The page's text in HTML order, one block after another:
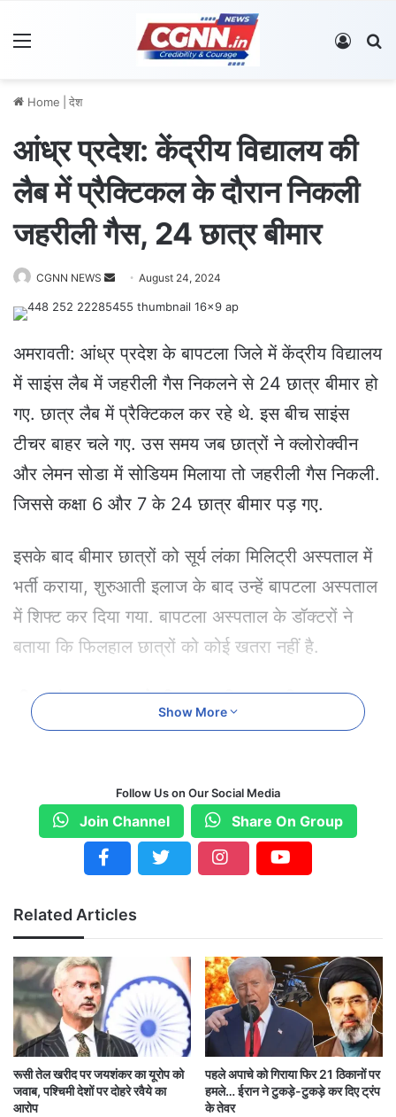
Log In
Home देश
आंध्र प्रदेश: केंद्रीय विद्यालय की
लैब में प्रैक्टिकल के दौरान निकली
जहरीली गैस, 24 छात्र बीमार
CGNN NEWS
e
n
e
a
i
August 24, 2024
अमरावती: आंध्र प्रदेश के बापटला जिले में केंद्रीय विद्यालय
में साइंस लैब में जहरीली गैस निकलने से 24 छात्र बीमार हो
गए. छात्र लैब में प्रैक्टिकल कर रहे थे. इस बीच साइंस
टीचर बाहर चले गए. उस समय जब छात्रों ने क्लोरोक्वीन
और लेमन सोडा में सोडियम मिलाया तो जहरीली गैस निकली.
जिससे कक्षा 6 और 7 के 24 छात्र बीमार पड़ गए.
इसके बाद बीमार छात्रों को सूर्य लंका मिलिट्री अस्पताल में
भर्ती कराया, शुरुआती इलाज के बाद उन्हें बापटला अस्पताल
में शिफ्ट कर दिया गया. बापटला अस्पताल के डॉक्टरों ने
बताया कि फिलहाल छात्रों को कोई खतरा नहीं है.
सीएम चंद्रबाबू नायडू ने ली घटना की जानकारी
अधिकारियों से फोन पर बात की और बच्चों की स्वास्थ्य
स्थिति के बारे में जाना. अधिकारियों ने सीएम को बताया कि
छात्रों को कोई खतरा नहीं है और वे चिकित्सा सहायता
संयुक्त कलेक्टर की निगरानी
बापटला जिले के संयुक्त कलेक्टर और बापटला एमआरओ को
दुर्घटना की जानकारी मिली तो वे अस्पताल पहुंचे. वे छात्रों
को स्थिति की निगरानी कर रहे हैं, ताकि उन्हें बेहतर उपचार
उपलब्ध हो सके.
Show More
Follow Us on Our Social Media
Join Channel Share On Group
Related Articles
रूसी तेल खरीद पर जयशंकर का यूरोप को
जवाब, पश्चिमी देशों पर दोहरे रवैये का
आरोप
पहले अपाचे को गिराया फिर 21 ठिकानों पर
हमले… ईरान ने टुकड़े-टुकड़े कर दिए ट्रंप
के तेवर